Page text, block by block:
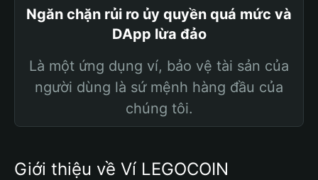
Ngăn chặn rủi ro ủy quyền quá mức và
DApp lừa đảo
Là một ứng dụng ví, bảo vệ tài sản của
người dùng là sứ mệnh hàng đầu của
chúng tôi.
Giới thiệu về Ví LEGOCOIN